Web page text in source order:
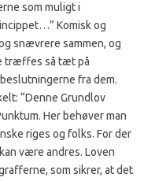
som muligt i
Komisk og
snævrere sammen, og
træffes så tæt på
fra dem.
“Denne Grundlov
Her behøver man
riges og folks. For der
være andres. Loven
som sikrer, at det